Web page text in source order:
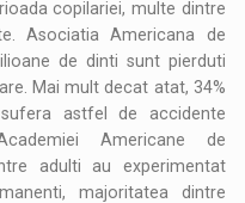
copilariei, multe dintre
Asociatia Americana de
de dinti sunt pierduti
Mai mult decat atat, 34%
astfel de accidente
Americane de
adulti au experimentat
majoritatea dintre